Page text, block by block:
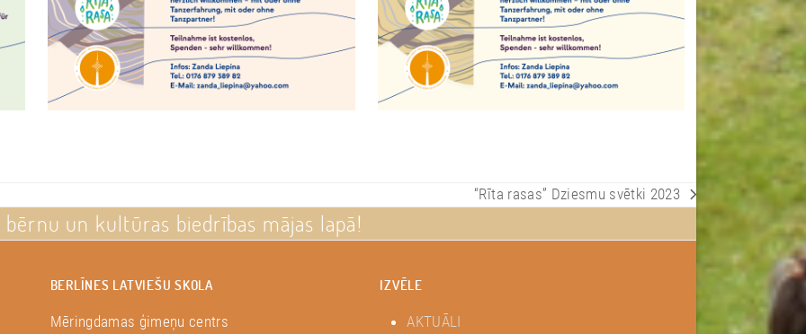
next
“Rīta rasas” Dziesmu svētki 2023
un kultūras biedrības mājas lapā!
BERLĪNES LATVIEŠU SKOLA
Mēringdamas ģimeņu centrs
IZVĒLE
AKTUĀLI